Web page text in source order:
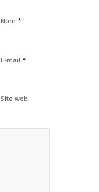
Nom *
E-mail *
Site web